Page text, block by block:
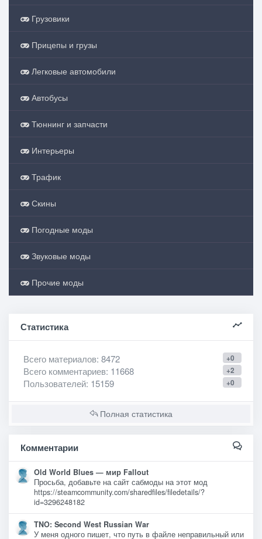
Грузовики
Прицепы и грузы
Легковые автомобили
Автобусы
Тюннинг и запчасти
Интерьеры
Трафик
Скины
Погодные моды
Звуковые моды
Прочие моды
Статистика
+0
Всего материалов: 8472
+2
Всего комментариев: 11668
+0
Пользователей: 15159
Полная статистика
Комментарии
Old World Blues — мир Fallout
Просьба, добавьте на сайт сабмоды на этот мод
https://steamcommunity.com/sharedfiles/filedetails/?
id=3296248182
TNO: Second West Russian War
У меня одного пишет, что путь в файле неправильный или